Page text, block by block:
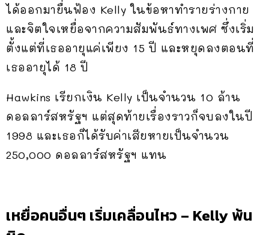
ได้ออกมายื่นฟ้อง Kelly ในข้อหาทำรายร่างกาย
และจิตใจเหยื่อจากความสัมพันธ์ทางเพศ ซึ่งเริ่ม
ตั้งแต่ที่เธออายุแค่เพียง 15 ปี และหยุดลงตอนที่
เธออายุได้ 18 ปี
Hawkins เรียกเงิน Kelly เป็นจำนวน 10 ล้าน
ดอลลาร์สหรัฐฯ แต่สุดท้ายเรื่องราวก็จบลงในปี
1998 และเธอก็ได้รับค่าเสียหายเป็นจำนวน
250,000 ดอลลาร์สหรัฐฯ แทน
เหยื่อคนอื่นๆ เริ่มเคลื่อนไหว – Kelly พ้น